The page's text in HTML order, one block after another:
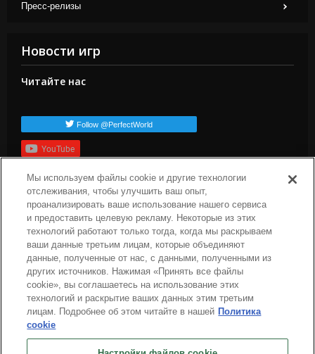
Пресс-релизы
Новости игр
Читайте нас
Follow @PerfectWorld
YouTube
Подписаться
Популярные теги
dev-blog arc-news press-release arc-steam
arc-upcoming
arc-patch-notes
Мы используем файлы cookie и другие технологии
отслеживания, чтобы улучшить ваш опыт,
проанализировать ваше использование нашего сервиса
и предоставить целевую рекламу. Некоторые из этих
технологий работают только тогда, когда мы раскрываем
ваши данные третьим лицам, которые объединяют
данные, полученные от нас, с данными, полученными из
других источников. Нажимая «Принять все файлы
cookie», вы соглашаетесь на использование этих
технологий и раскрытие ваших данных этим третьим
лицам. Подробнее об этом читайте в нашей Политика
cookie